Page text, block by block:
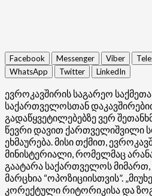
Facebook Messenger Viber
WhatsApp
Twitter LinkedIn
ევროკავშირის საგარეო
საქართველოსთან
გადაწყვეტილებებზე ვერ
წევრი დავით ქართველიშვილი
ეხმაურება. მისი თქმით,
მინისტერიალი, რომელმაც
გაატარა საქართველოს მიმართ,
მარცხია “ოპოზიციისთვის”.
კორექტული რიტორიკისა და